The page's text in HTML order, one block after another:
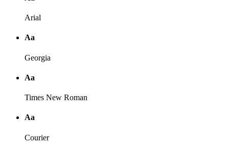
Arial
Аа
Georgia
Аа
Times New Roman
Аа
Courier